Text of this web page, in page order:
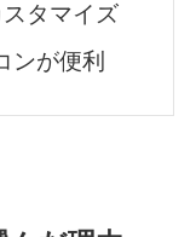
タマイズ
ンが便利